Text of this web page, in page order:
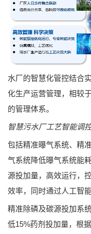
水厂的智慧化管控结合
化生产运营管理，相较
的管理体系。
智慧污水厂工艺智能调
包括精准曝气系统、精
气系统降低曝气系统能
源投加量，高效运行，
效率，同时通过人工智
精准除磷及碳源投加系
低15%药剂投加量，根